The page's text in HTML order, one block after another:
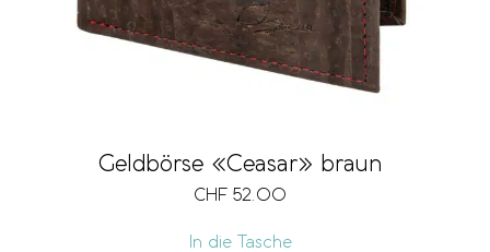
Geldbörse «Ceasar» braun
CHF 52.00
In die Tasche